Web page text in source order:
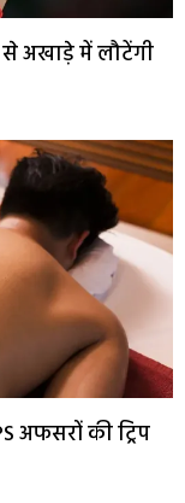
अखाड़े में लौटेंगी
अफसरों की ट्रिप